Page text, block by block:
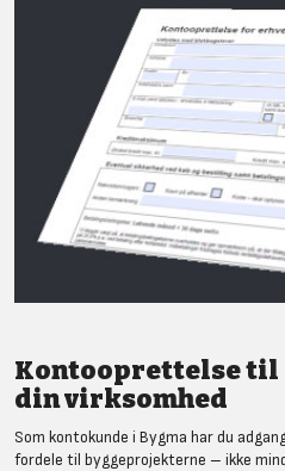
Kontooprettelse til
din virksomhed
Som kontokunde i Bygma har du
fordele til byggeprojekterne – ikke